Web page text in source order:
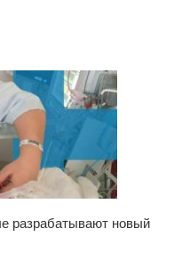
разрабатывают новый